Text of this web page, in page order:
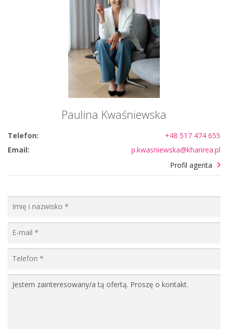
Paulina Kwaśniewska
Telefon:
+48 517 474 655
Email:
p.kwasniewska@khanrea.pl
Profil agenta